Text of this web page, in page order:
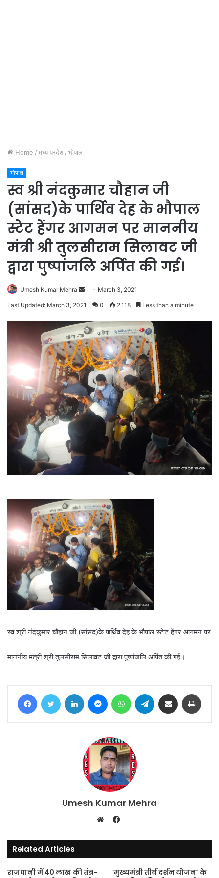
Home / मध्य प्रदेश / भोपाल
भोपाल
स्व श्री नंदकुमार चौहान जी
(सांसद)के पार्थिव देह के भौपाल
स्टेट हेंगर आगमन पर माननीय
मंत्री श्री तुलसीराम सिलावट जी
द्वारा पुष्पांजलि अर्पित की गई।
Umesh Kumar Mehra
Send March 3, 2021
Last Updated: March 3, 2021 0 2,118 Less than a minute
स्व श्री नंदकुमार चौहान जी (सांसद)के पार्थिव देह के भौपाल स्टेट हेंगर आगमन पर
माननीय मंत्री श्री तुलसीराम सिलावट जी द्वारा पुष्पांजलि अर्पित की गई।
FacebookTwitter LinkedIn MessengerWhatsAppTelegram Share via Email
Umesh Kumar Mehra
Facebook
Related Articles
राजधानी में 40 लाख की तंत्र-
मुख्यमंत्री तीर्थ दर्शन योजना के